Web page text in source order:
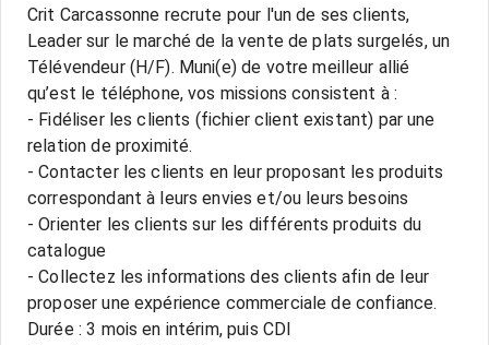
Crit Carcassonne recrute pour l'un de ses clients,
Leader sur le marché de la vente de plats surgelés, un
Télévendeur (H/F). Muni(e) de votre meilleur allié
qu’est le téléphone, vos missions consistent à :
- Fidéliser les clients (fichier client existant) par une
relation de proximité.
- Contacter les clients en leur proposant les produits
correspondant à leurs envies et/ou leurs besoins
- Orienter les clients sur les différents produits du
catalogue
- Collectez les informations des clients afin de leur
proposer une expérience commerciale de confiance.
Durée : 3 mois en intérim, puis CDI